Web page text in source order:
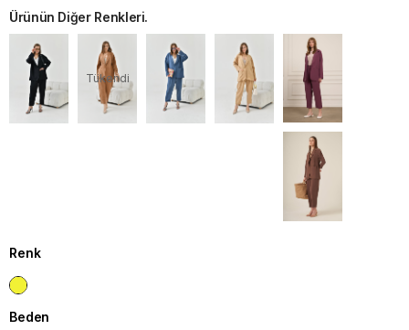
Ürünün Diğer Renkleri.
Tükendi
Renk
Beden